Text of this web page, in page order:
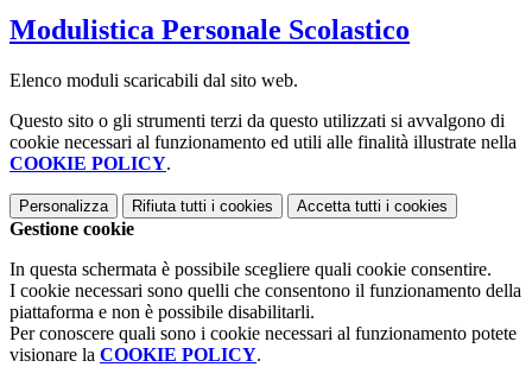
Modulistica Personale Scolastico
Elenco moduli scaricabili dal sito web.
Questo sito o gli strumenti terzi da questo utilizzati si avvalgono di
cookie necessari al funzionamento ed utili alle finalità illustrate nella
COOKIE POLICY.
Personalizza Rifiuta tutti i cookies Accetta tutti i cookies
Gestione cookie
In questa schermata è possibile scegliere quali cookie consentire.
I cookie necessari sono quelli che consentono il funzionamento della
piattaforma e non è possibile disabilitarli.
Per conoscere quali sono i cookie necessari al funzionamento potete
visionare la COOKIE POLICY.